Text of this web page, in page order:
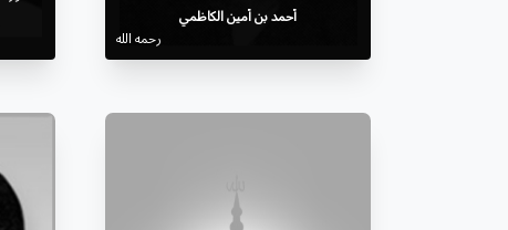
أحمد بن أمين الكاظمي
رحمه الله